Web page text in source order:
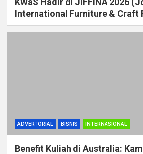
KWaS Hadir di JIFFINA 2026
International Furniture & Craft
ADVERTORIAL BISNIS INTERNASIONAL
Benefit Kuliah di Australia: